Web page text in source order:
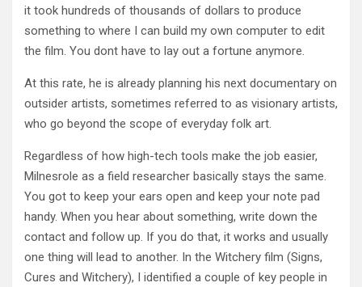
it took hundreds of thousands of dollars to produce
something to where I can build my own computer to edit
the film. You dont have to lay out a fortune anymore.
At this rate, he is already planning his next documentary on
outsider artists, sometimes referred to as visionary artists,
who go beyond the scope of everyday folk art.
Regardless of how high-tech tools make the job easier,
Milnesrole as a field researcher basically stays the same.
You got to keep your ears open and keep your note pad
handy. When you hear about something, write down the
contact and follow up. If you do that, it works and usually
one thing will lead to another. In the Witchery film (Signs,
Cures and Witchery), I identified a couple of key people in